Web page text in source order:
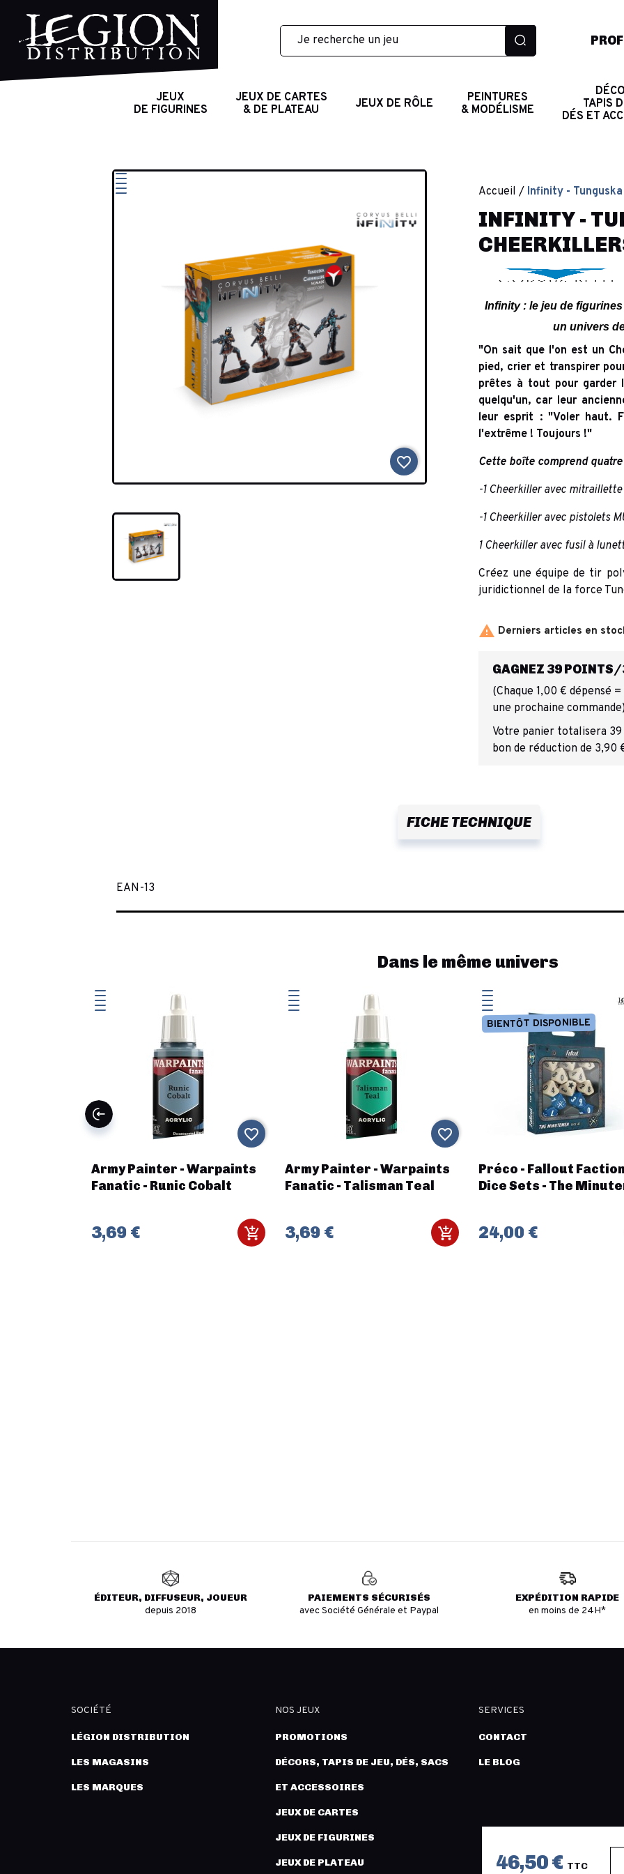
JEUX
DE FIGURINES
JEUX DE CARTES
& DE PLATEAU
JEUX DE RÔLE
PEINTURES
& MODÉLISME
TAPIS
DÉS ET
favorite_border
Accueil Infinity -
INFINITY -
Infinity : le jeu de
un univers
"On sait que l'on est un
pied, crier et transpirer
prêtes à tout pour garder
quelqu'un, car leur
leur esprit : "Voler haut.
l'extrême ! Toujours !"
Cette boîte comprend
-1 Cheerkiller avec mitraillette
-1 Cheerkiller avec pistolets
1 Cheerkiller avec fusil à
Créez une équipe de tir
juridictionnel de la force
46,50 € TTC
 Derniers articles en
GAGNEZ 39
(Chaque 1,00 € dépensé
une prochaine commande)
Votre panier totalisera
bon de réduction de 3,90
FICHE TECHNIQUE
EAN-13
Dans le même univers
Army Painter - Warpaints
Fanatic - Runic Cobalt
3,69 €
favorite_border
Army Painter - Warpaints
Fanatic - Talisman Teal
3,69 €
favorite_border
Préco - Fallout
Dice Sets - The
24,00 €
BIENTÔT DISPONIBLE
ÉDITEUR, DIFFUSEUR, JOUEUR
depuis 2018
PAIEMENTS SÉCURISÉS
avec Société Générale et Paypal
EXPÉDITION RAPIDE
en moins de 24H*
SOCIÉTÉ
LÉGION DISTRIBUTION
LES MAGASINS
LES MARQUES
NOS JEUX
PROMOTIONS
DÉCORS, TAPIS DE JEU, DÉS, SACS
ET ACCESSOIRES
JEUX DE CARTES
JEUX DE FIGURINES
JEUX DE PLATEAU
SERVICES
CONTACT
LE BLOG